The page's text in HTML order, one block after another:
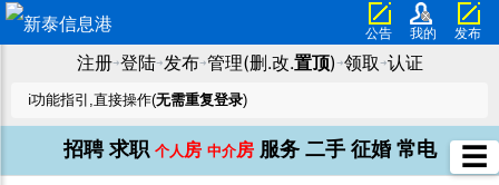
公告 我的 发布
注册➜登陆➜发布➜管理(删.改.置顶) ➜领取 ➜认证
ℹ️功能指引,直接操作(无需重复登录)
招聘 求职 个人 房 中介房 服务 二手 征婚 常电 ☰